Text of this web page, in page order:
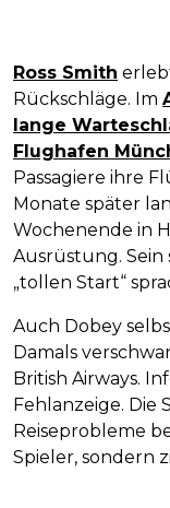
Ross Smith
Rückschläge. Im
lange
Flughafen
Passagiere ihre
Monate später
Wochenende in
Ausrüstung. Sein
„tollen Start“
Auch Dobey
Damals
British Airways.
Fehlanzeige. Die
Reiseprobleme
Spieler, sondern